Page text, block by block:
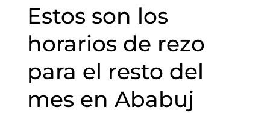
Estos son los
horarios de rezo
para el resto del
mes en Ababuj